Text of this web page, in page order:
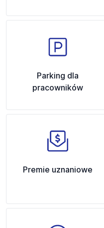
Parking dla
pracowników
Premie uznaniowe